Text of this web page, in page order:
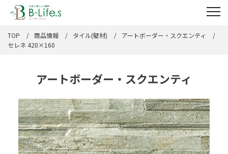
TOP 商品情報 タイル(壁材)
アートボーダー・スクエンティ
セレネ 420×160
アートボーダー・スクエンティ